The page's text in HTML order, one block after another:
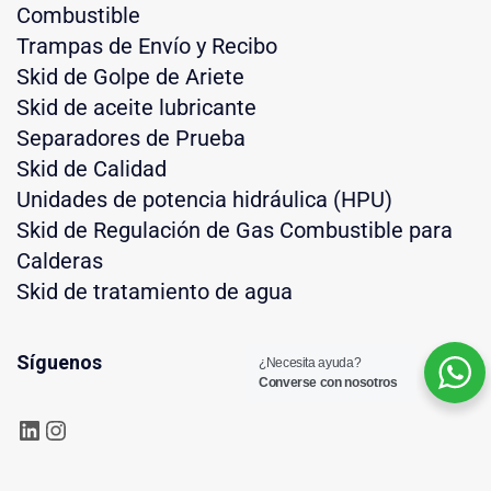
Combustible
Trampas de Envío y Recibo
Skid de Golpe de Ariete
Skid de aceite lubricante
Separadores de Prueba
Skid de Calidad
Unidades de potencia hidráulica (HPU)
Skid de Regulación de Gas Combustible para
Calderas
Skid de tratamiento de agua
Síguenos
LinkedIn
Instagram
¿Necesita ayuda?
Converse con nosotros